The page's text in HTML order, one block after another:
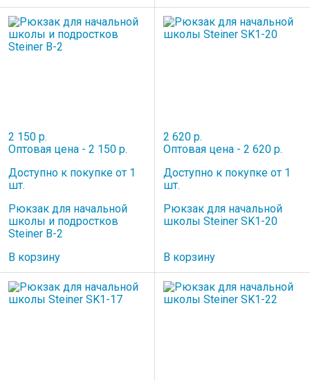
2 150 р.
Оптовая цена - 2 150 р.
Доступно к покупке от 1
шт.
Рюкзак для начальной
школы и подростков
Steiner B-2
В корзину
2 620 р.
Оптовая цена - 2 620 р.
Доступно к покупке от 1
шт.
Рюкзак для начальной
школы Steiner SK1-20
В корзину